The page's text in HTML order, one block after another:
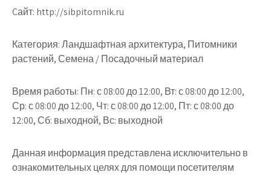
Cайт: http://sibpitomnik.ru
Категория: Ландшафтная архитектура, Питомники
растений, Семена / Посадочный материал
Время работы: Пн: с 08:00 до 12:00, Вт: с 08:00 до 12:00,
Ср: с 08:00 до 12:00, Чт: с 08:00 до 12:00, Пт: с 08:00 до
12:00, Сб: выходной, Вс: выходной
Данная информация представлена исключительно в
ознакомительных целях для помощи посетителям